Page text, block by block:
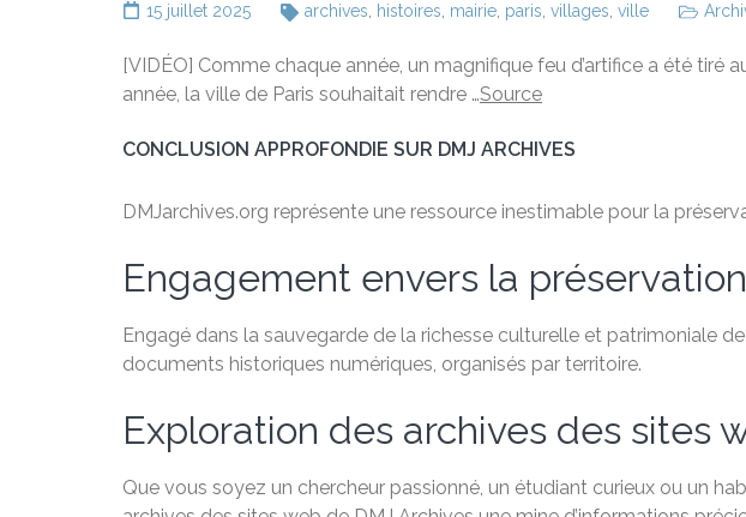
15 juillet 2025 archives histoires mairie paris villages ville
[VIDÉO] Comme chaque année, un magnifique feu d’artifice a été
année, la ville de Paris souhaitait rendre …Source
CONCLUSION APPROFONDIE SUR DMJ ARCHIVES
DMJarchives.org représente une ressource inestimable pour la
Engagement envers la préservation
Engagé dans la sauvegarde de la richesse culturelle et patrimoniale
documents historiques numériques, organisés par territoire.
Exploration des archives des sites
Que vous soyez un chercheur passionné, un étudiant curieux ou un